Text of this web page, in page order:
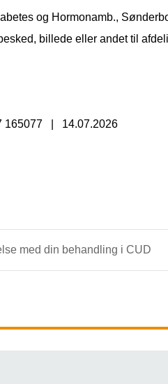
og Hormonamb.,
billede eller andet til
165077 14.07.2026
med din behandling i CUD